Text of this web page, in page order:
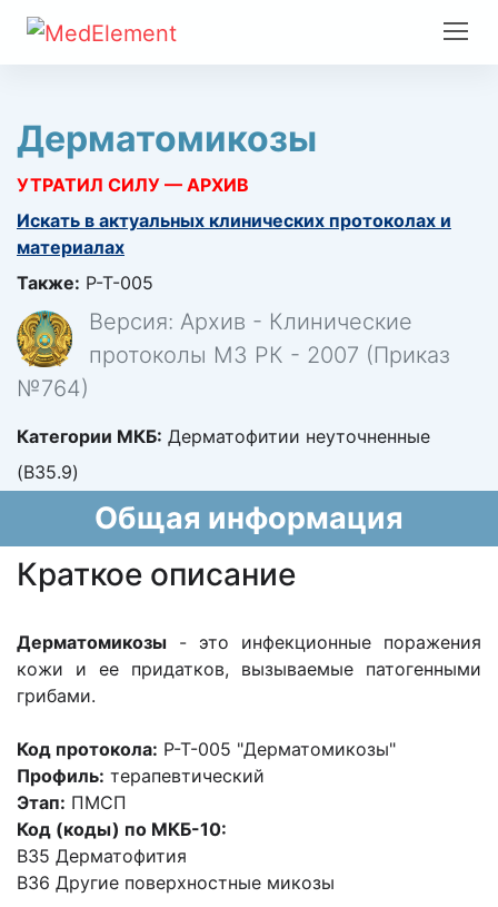
Дерматомикозы
УТРАТИЛ СИЛУ — АРХИВ
Искать в актуальных клинических протоколах и
материалах
Также: P-T-005
Версия: Архив - Клинические
протоколы МЗ РК - 2007 (Приказ
№764)
Категории МКБ: Дерматофитии неуточненные
(B35.9)
Общая информация
Краткое описание
Дерматомикозы - это инфекционные поражения
кожи и ее придатков, вызываемые патогенными
грибами.
Код протокола: P-T-005 "Дерматомикозы"
Профиль: терапевтический
Этап: ПМСП
Код (коды) по МКБ-10:
В35 Дерматофития
В36 Другие поверхностные микозы